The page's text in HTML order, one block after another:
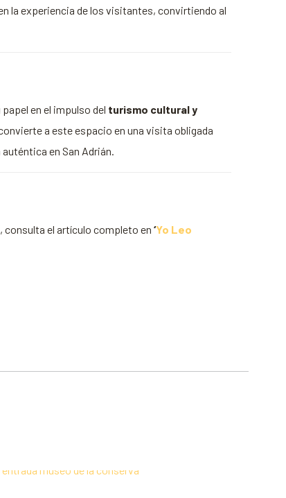
la experiencia de los visitantes, convirtiendo al
en el impulso del turismo cultural y
a este espacio en una visita obligada
en San Adrián.
consulta el artículo completo en‘Yo Leo